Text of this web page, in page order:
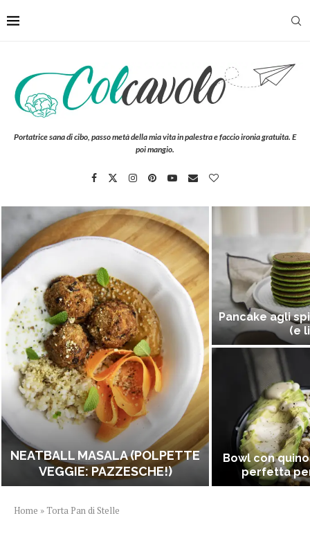
Portatrice sana di cibo, passo metà della mia vita in palestra e faccio ironia gratuita. E
poi mangio.
NEATBALL MASALA (POLPETTE
VEGGIE: PAZZESCHE!)
Pancake agli
(e
Bowl con
perfetta
Home »Torta Pan di Stelle